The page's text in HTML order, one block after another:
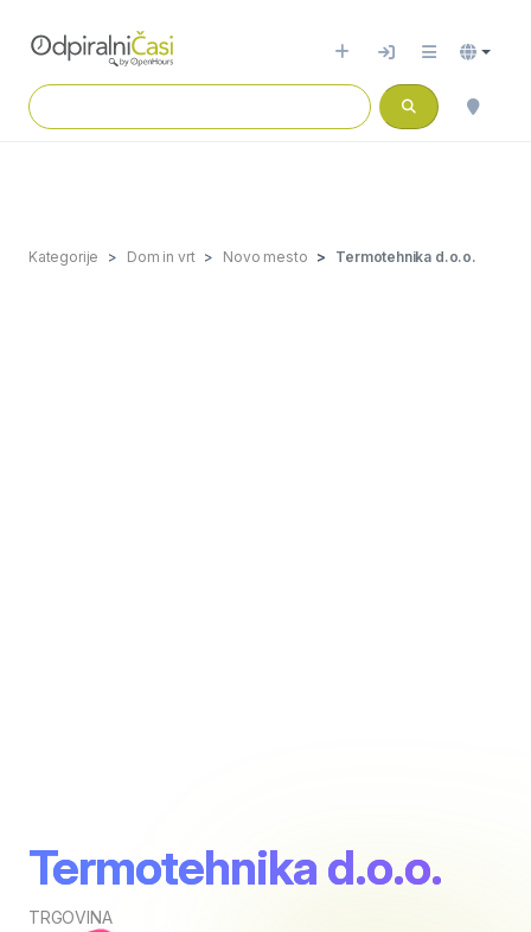
Kategorije Dom in vrt Novo mesto Termotehnika d.o.o.
Termotehnika d.o.o.
TRGOVINA